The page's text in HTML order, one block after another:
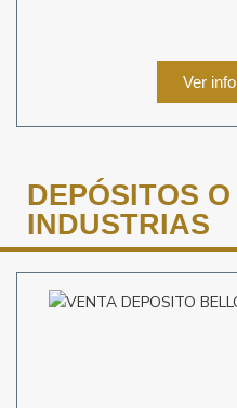
Ver
DEPÓSITOS
INDUSTRIAS